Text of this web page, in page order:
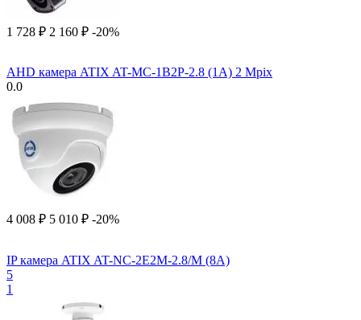
1 728 ₽ 2 160 ₽ -20%
AHD камера ATIX AT-MC-1B2P-2.8 (1A) 2 Mpix
0.0
4 008 ₽ 5 010 ₽ -20%
IP камера ATIX AT-NC-2E2M-2.8/M (8A)
5
1